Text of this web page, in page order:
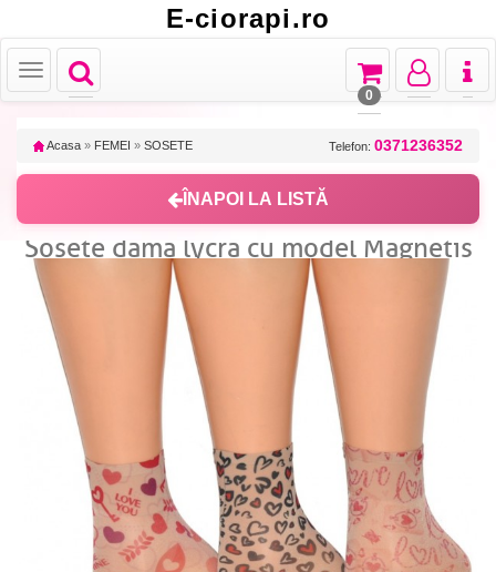
E-ciorapi.ro
Toggle
navigation
Toggle
Toggle
navigation
Toggle
navigation
Toggle
navigation
0
Acasa » FEMEI » SOSETE Telefon: 0371236352
ÎNAPOI LA LISTĂ
Sosete dama lycra cu model Magnetis